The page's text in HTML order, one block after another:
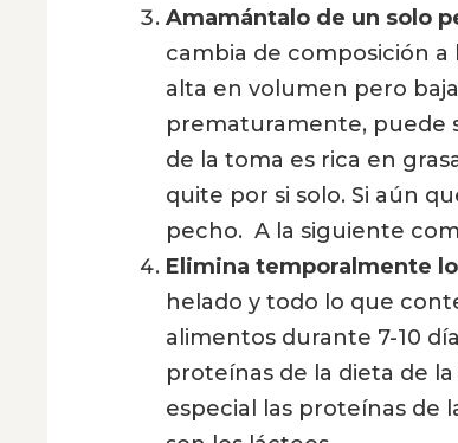
Amamántalo de un solo
cambia de composición a
alta en volumen pero
prematuramente, puede
de la toma es rica en
quite por si solo. Si aún
pecho. A la siguiente
Elimina temporalmente
helado y todo lo que
alimentos durante 7-10
proteínas de la dieta de
especial las proteínas de